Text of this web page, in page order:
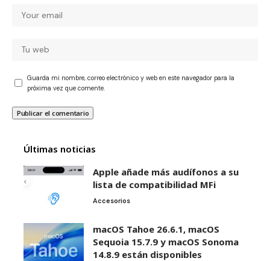
Guarda mi nombre, correo electrónico y web en este navegador para la
próxima vez que comente.
Últimas noticias
Apple añade más audífonos a su
lista de compatibilidad MFi
Accesorios
macOS Tahoe 26.6.1, macOS
Sequoia 15.7.9 y macOS Sonoma
14.8.9 están disponibles